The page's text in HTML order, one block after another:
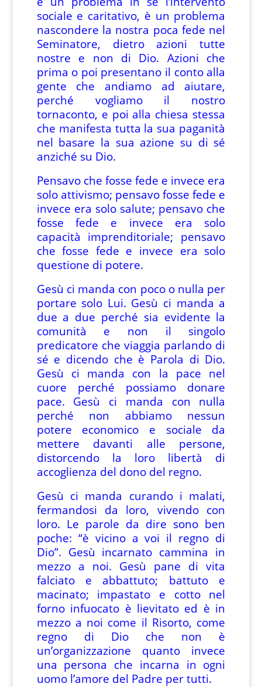
sociale e caritativo, è un problema
nascondere la nostra poca fede nel
Seminatore, dietro azioni tutte
nostre e non di Dio. Azioni che
prima o poi presentano il conto alla
gente che andiamo ad aiutare,
perché vogliamo il nostro
tornaconto, e poi alla chiesa stessa
che manifesta tutta la sua paganità
nel basare la sua azione su di sé
anziché su Dio.
Pensavo che fosse fede e invece era
solo attivismo; pensavo fosse fede e
invece era solo salute; pensavo che
fosse fede e invece era solo
capacità imprenditoriale; pensavo
che fosse fede e invece era solo
questione di potere.
Gesù ci manda con poco o nulla per
portare solo Lui. Gesù ci manda a
due a due perché sia evidente la
comunità e non il singolo
predicatore che viaggia parlando di
sé e dicendo che è Parola di Dio.
Gesù ci manda con la pace nel
cuore perché possiamo donare
pace. Gesù ci manda con nulla
perché non abbiamo nessun
potere economico e sociale da
mettere davanti alle persone,
distorcendo la loro libertà di
accoglienza del dono del regno.
Gesù ci manda curando i malati,
fermandosi da loro, vivendo con
loro. Le parole da dire sono ben
poche: “è vicino a voi il regno di
Dio”. Gesù incarnato cammina in
mezzo a noi. Gesù pane di vita
falciato e abbattuto; battuto e
macinato; impastato e cotto nel
forno infuocato è lievitato ed è in
mezzo a noi come il Risorto, come
regno di Dio che non è
un’organizzazione quanto invece
una persona che incarna in ogni
uomo l’amore del Padre per tutti.